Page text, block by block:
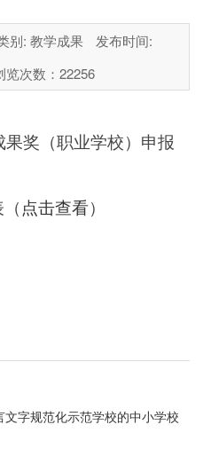
别: 教学成果
发布时间:
览次数： 22256
奖（职业学校）申报
点击查看）
字规范化示范学校的中小学校